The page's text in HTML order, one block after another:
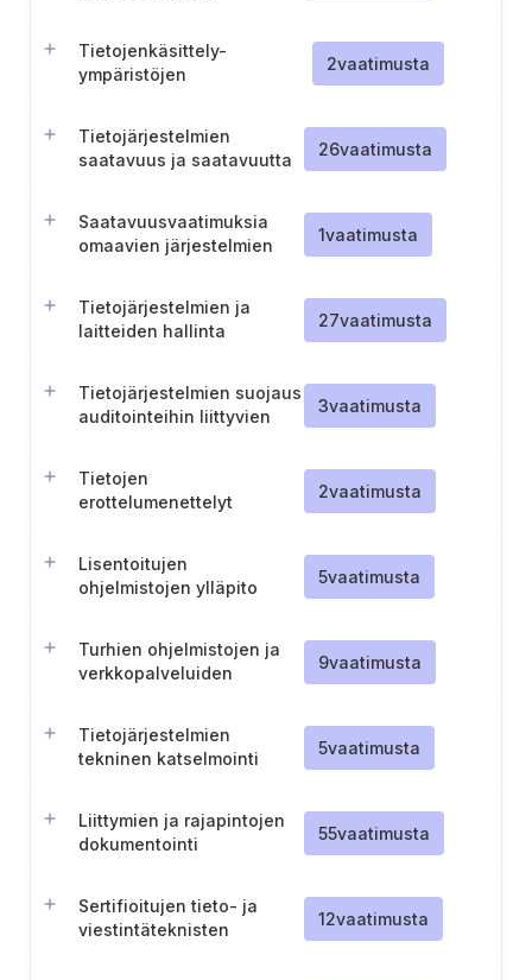
Tietojenkäsittely-
ympäristöjen
2vaatimusta
Tietojärjestelmien
saatavuus ja saatavuutta
26vaatimusta
Saatavuusvaatimuksia
omaavien järjestelmien
1vaatimusta
Tietojärjestelmien ja
laitteiden hallinta
27vaatimusta
Tietojärjestelmien suojaus
auditointeihin liittyvien
3vaatimusta
Tietojen
erottelumenettelyt
2vaatimusta
Lisentoitujen
ohjelmistojen ylläpito
5vaatimusta
Turhien ohjelmistojen ja
verkkopalveluiden
9vaatimusta
Tietojärjestelmien
tekninen katselmointi
5vaatimusta
Liittymien ja rajapintojen
dokumentointi
55vaatimusta
Sertifioitujen tieto- ja
viestintäteknisten
12vaatimusta